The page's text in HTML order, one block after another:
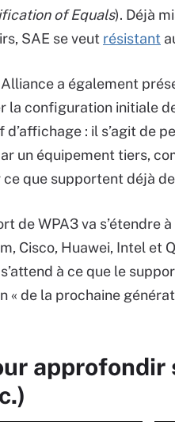
of Equals). Déjà
SAE se veut résistant
a également
la configuration initiale
d’affichage : il s’agit de
un équipement tiers,
que supportent déjà
de WPA3 va s’étendre
Cisco, Huawei, Intel et
à ce que le
« de la prochaine
approfondir